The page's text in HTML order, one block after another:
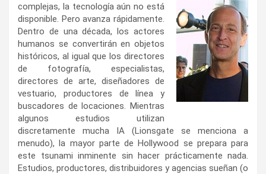
complejas, la tecnología aún no está
disponible. Pero avanza rápidamente.
Dentro de una década, los actores
humanos se convertirán en objetos
históricos, al igual que los directores
de fotografía, especialistas,
directores de arte, diseñadores de
vestuario, productores de línea y
buscadores de locaciones. Mientras
algunos estudios utilizan
discretamente mucha IA (Lionsgate se menciona a
menudo), la mayor parte de Hollywood se prepara para
este tsunami inminente sin hacer prácticamente nada.
Estudios, productores, distribuidores y agencias sueñan (o